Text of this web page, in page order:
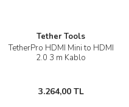
Tether Tools
TetherPro HDMI Mini to HDMI
2.0 3 m Kablo
3.264,00 TL